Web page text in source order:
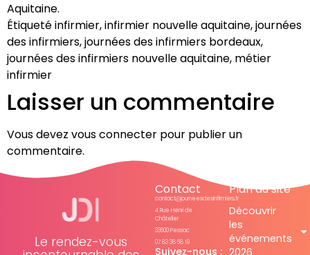
Aquitaine.
Étiquetéinfirmier,infirmier nouvelle aquitaine,journées
des infirmiers,journées des infirmiers bordeaux,
journées des infirmiers nouvelle aquitaine, métier
infirmier
Laisser un commentaire
Vous devez vous connecter pour publier un
commentaire.
Le rendez-vous
Contact
contact@journeesdesinfirmiers.fr
4 Rue Henri de
Châtelier
33600 Pessac
07 83 38 68 19
Suivez-nous :
Plan du site
Découvrir
les
événements
2026